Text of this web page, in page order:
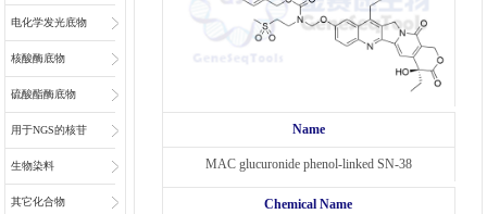
电化学发光底物
核酸酶底物
硫酸酯酶底物
用于NGS的核苷
和核苷酸
生物染料
其它化合物
Name
MAC glucuronide phenol-linked SN-38
Chemical Name